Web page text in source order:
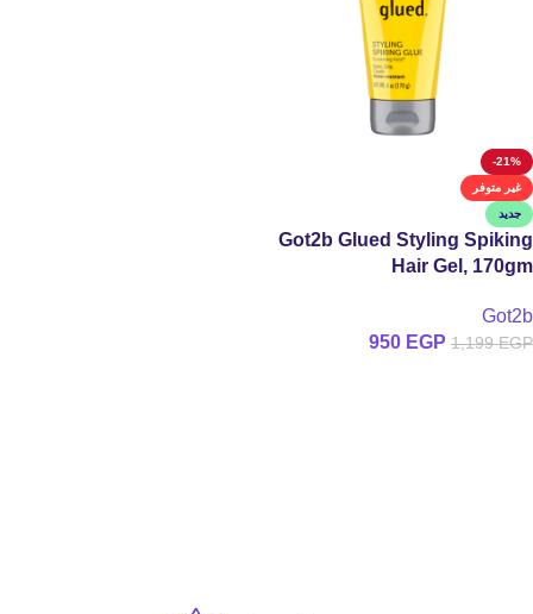
-21%
غير متوفر
جديد
Got2b Glued Styling Spiking
Hair Gel, 170gm
Got2b
1,199EGP
950 EGP